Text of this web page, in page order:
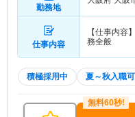
勤務地
仕事内容
【仕事内容
務全般
積極採用中 夏～秋入職可